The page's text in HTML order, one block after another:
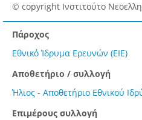
© copyright Ινστιτούτο
Πάροχος
Εθνικό Ίδρυμα Ερευνών (ΕΙΕ)
Αποθετήριο / συλλογή
Ήλιος - Αποθετήριο Εθνικού
Επιμέρους συλλογή